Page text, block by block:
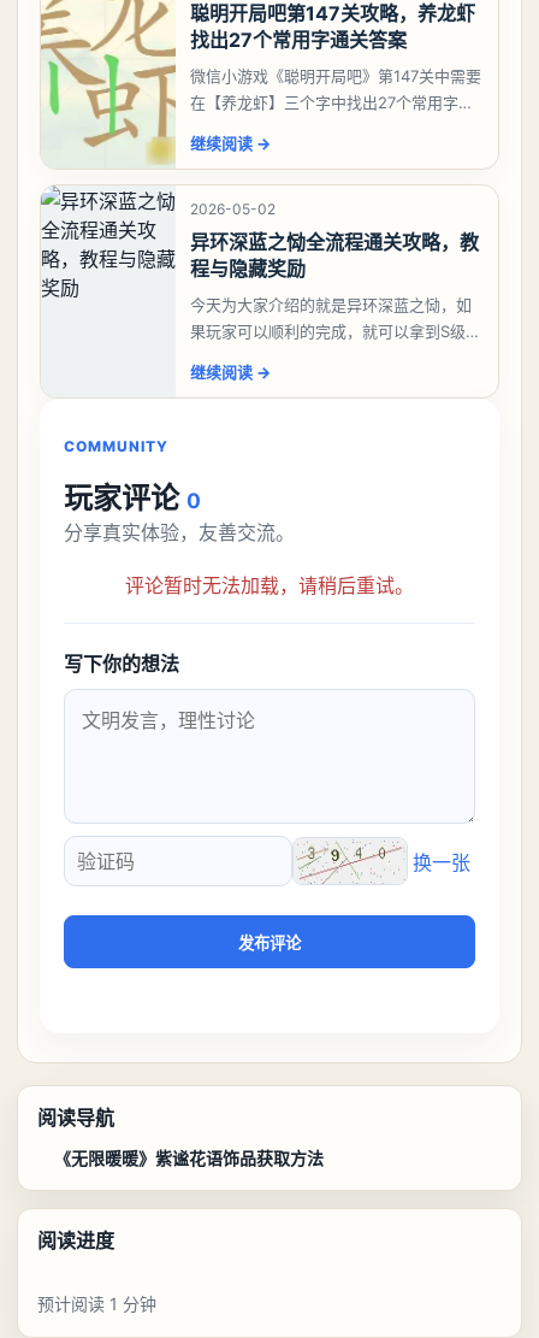
聪明开局吧第147关攻略，养龙虾
找出27个常用字通关答案
微信小游戏《聪明开局吧》第147关中需要
在【养龙虾】三个字中找出27个常用字，
大、夫、夰、巾、中、虫、下、虾、卜、
囗、吓、卟、
继续阅读 →
2026-05-02
异环深蓝之恸全流程通关攻略，教
程与隐藏奖励
今天为大家介绍的就是异环深蓝之恸，如
果玩家可以顺利的完成，就可以拿到S级弧
比较高的，对于那些新手玩家并不建议直
继续阅读 →
COMMUNITY
玩家评论 0
分享真实体验，友善交流。
评论暂时无法加载，请稍后重试。
写下你的想法
验证码
换一张
发布评论
阅读导航
《无限暖暖》紫谧花语饰品获取方法
阅读进度
预计阅读 1 分钟